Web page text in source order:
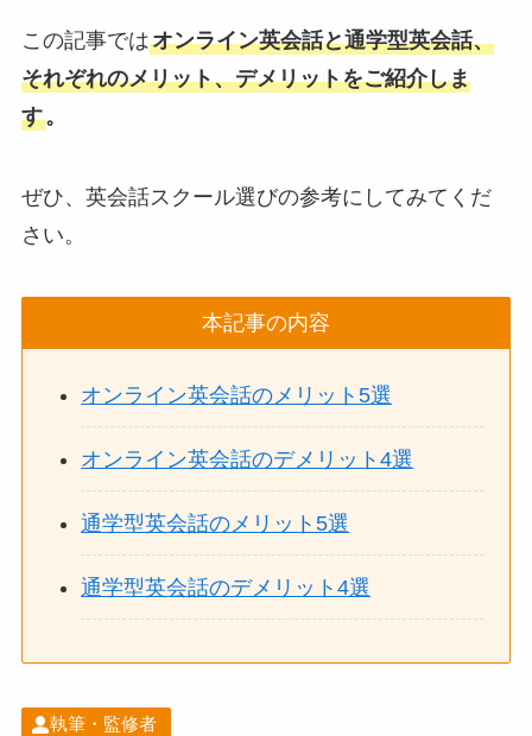
この記事ではオンライン英会話と通学型英会話、
それぞれのメリット、デメリットをご紹介しま
す。
ぜひ、英会話スクール選びの参考にしてみてくだ
さい。
本記事の内容
オンライン英会話のメリット5選
オンライン英会話のデメリット4選
通学型英会話のメリット5選
通学型英会話のデメリット4選
執筆・監修者